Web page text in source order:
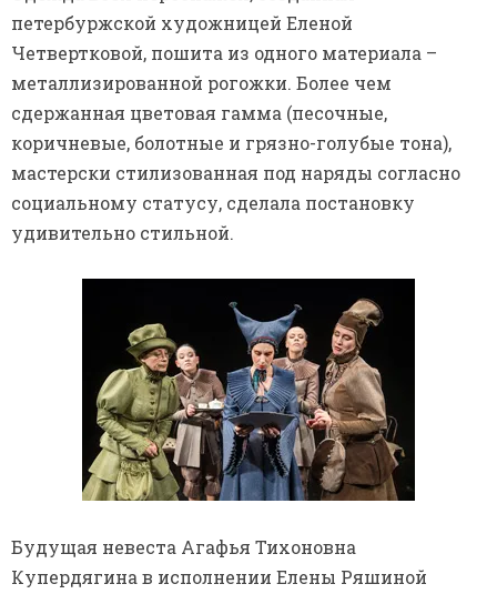
петербуржской художницей Еленой
Четвертковой, пошита из одного материала –
металлизированной рогожки. Более чем
сдержанная цветовая гамма (песочные,
коричневые, болотные и грязно-голубые тона),
мастерски стилизованная под наряды согласно
социальному статусу, сделала постановку
удивительно стильной.
Будущая невеста Агафья Тихоновна
Купердягина в исполнении Елены Ряшиной